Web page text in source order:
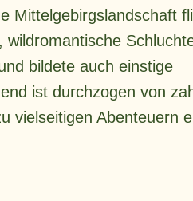
Mittelgebirgslandschaft
bildete auch einstige
ist durchzogen von
vielseitigen Abenteuern